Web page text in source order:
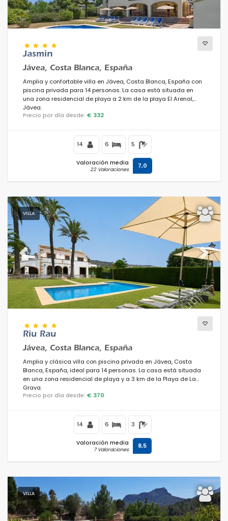
Jasmin
Jávea, Costa Blanca, España
Amplia y confortable villa en Jávea, Costa Blanca, España con
piscina privada para 14 personas. La casa está situada en
una zona residencial de playa a 2 km de la playa El Arenal,
Jávea.
Precio por día desde: € 332
14 6 5
Valoración media
22 Valoraciones 7,0
VILLA
Previous Next
Riu Rau
Jávea, Costa Blanca, España
Amplia y clásica villa con piscina privada en Jávea, Costa
Blanca, España, ideal para 14 personas. La casa está situada
en una zona residencial de playa y a 3 km de la Playa de La
Grava.
Precio por día desde: € 370
14 6 3
Valoración media
7 Valoraciones 8,5
VILLA